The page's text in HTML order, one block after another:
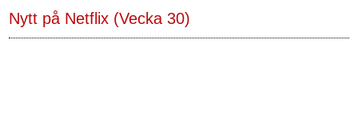
Nytt på Netflix (Vecka 30)